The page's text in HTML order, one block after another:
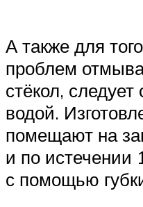
А также для
проблем
стёкол,
водой.
помещают на
и по
с помощью